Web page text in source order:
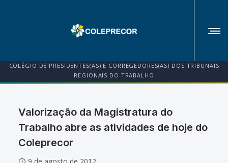
COLÉGIO DE PRESIDENTES(AS) E CORREGEDORES(AS) DOS TRIBUNAIS
REGIONAIS DO TRABALHO
Valorização da Magistratura do
Trabalho abre as atividades de hoje do
Coleprecor